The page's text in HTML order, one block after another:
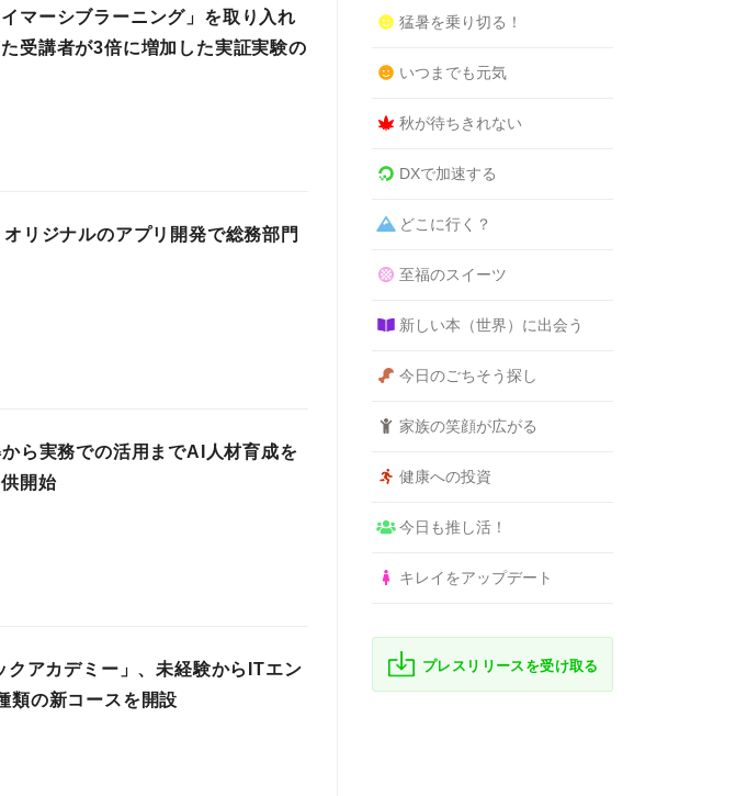
マーシブラーニング」を取り入れ
受講者が3倍に増加した実証実験の
リジナルのアプリ開発で総務部門
ら実務での活用までAI人材育成を
開始
アカデミー」、未経験からITエン
類の新コースを開設
猛暑を乗り切る！
いつまでも元気
秋が待ちきれない
DXで加速する
どこに行く？
至福のスイーツ
新しい本（世界）に出会う
今日のごちそう探し
家族の笑顔が広がる
健康への投資
今日も推し活！
キレイをアップデート
プレスリリースを受け取る